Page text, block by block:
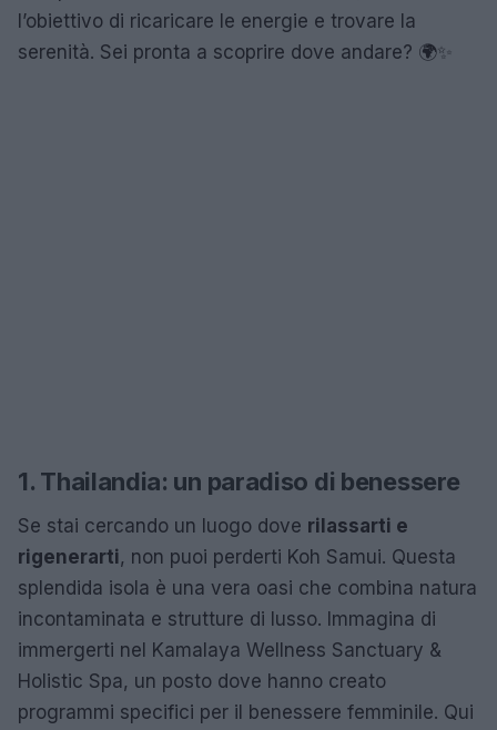
l’obiettivo di ricaricare le energie e trovare la
serenità. Sei pronta a scoprire dove andare? 🌍✨
1. Thailandia: un paradiso di benessere
Se stai cercando un luogo dove rilassarti e
rigenerarti, non puoi perderti Koh Samui. Questa
splendida isola è una vera oasi che combina natura
incontaminata e strutture di lusso. Immagina di
immergerti nel Kamalaya Wellness Sanctuary &
Holistic Spa, un posto dove hanno creato
programmi specifici per il benessere femminile. Qui